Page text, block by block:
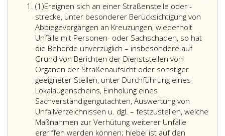
(1)Absatz
eins,
Ereignen sich an einer Straßenstelle oder -
strecke, unter besonderer Berücksichtigung von
Abbiegevorgängen an Kreuzungen, wiederholt
Unfälle mit Personen- oder Sachschaden, so hat
die Behörde unverzüglich – insbesondere auf
Grund von Berichten der Dienststellen von
Organen der Straßenaufsicht oder sonstiger
geeigneter Stellen, unter Durchführung eines
Lokalaugenscheins, Einholung eines
Sachverständigengutachten, Auswertung von
Unfallverzeichnissen u. dgl. – festzustellen, welche
Maßnahmen zur Verhütung weiterer Unfälle
ergriffen werden können; hiebei ist auf den